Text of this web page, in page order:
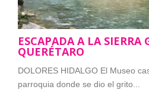
ESCAPADA A LA SIERRA
QUERÉTARO
DOLORES HIDALGO El Museo
parroquia donde se dio el grito...